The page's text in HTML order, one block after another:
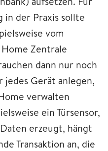
der Praxis sollte
vom
Zentrale
dann nur noch
jedes Gerät anlegen,
verwalten
ein Türsensor,
erzeugt, hängt
Transaktion an, die